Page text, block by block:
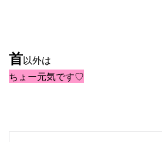
首以外は
ちょー元気です♡